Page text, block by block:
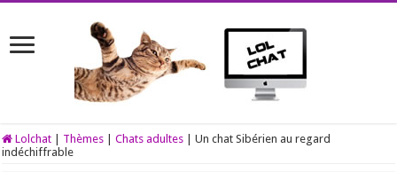
Lolchat Thèmes Chats adultes
Un chat Sibérien au regard
indéchiffrable